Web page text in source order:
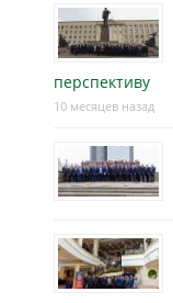
перспективу
10 месяцев назад